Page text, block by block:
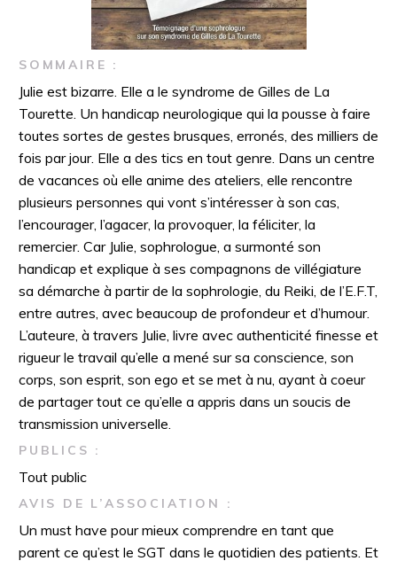
SOMMAIRE :
Julie est bizarre. Elle a le syndrome de Gilles de La
Tourette. Un handicap neurologique qui la pousse à faire
toutes sortes de gestes brusques, erronés, des milliers de
fois par jour. Elle a des tics en tout genre. Dans un centre
de vacances où elle anime des ateliers, elle rencontre
plusieurs personnes qui vont s’intéresser à son cas,
l’encourager, l’agacer, la provoquer, la féliciter, la
remercier. Car Julie, sophrologue, a surmonté son
handicap et explique à ses compagnons de villégiature
sa démarche à partir de la sophrologie, du Reiki, de l’E.F.T,
entre autres, avec beaucoup de profondeur et d’humour.
L’auteure, à travers Julie, livre avec authenticité finesse et
rigueur le travail qu’elle a mené sur sa conscience, son
corps, son esprit, son ego et se met à nu, ayant à coeur
de partager tout ce qu’elle a appris dans un soucis de
transmission universelle.
PUBLICS :
Tout public
AVIS DE L’ASSOCIATION :
Un must have pour mieux comprendre en tant que
parent ce qu’est le SGT dans le quotidien des patients. Et